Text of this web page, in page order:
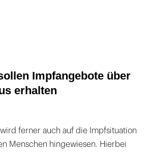
Impfangebote über
erhalten
wird ferner auch auf die Impfsituation
Menschen hingewiesen. Hierbei